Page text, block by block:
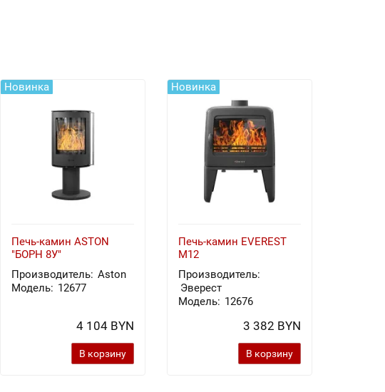
Новинка
Печь-камин ASTON
"БОРН 8У"
Производитель: Aston
Модель: 12677
4 104 BYN
В корзину
Новинка
Печь-камин EVEREST
M12
Производитель:
Эверест
Модель: 12676
3 382 BYN
В корзину